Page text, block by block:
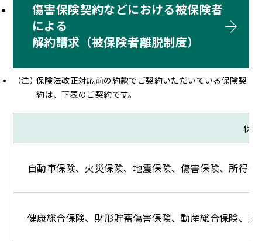
傷害保険契約などにおける被保険者
による
解約請求（被保険者離脱制度）
保険法改正対応前の約款でご契約いただいている保険契
約は、下表のご契約です。
保
自動車保険、火災保険、地震保険、傷害保険、所得
健康総合保険、財形貯蓄傷害保険、動産総合保険、